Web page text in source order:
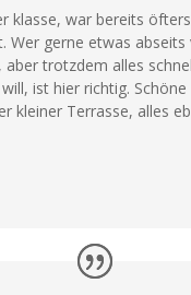
klasse, war bereits
Wer gerne etwas abseits
aber trotzdem alles
ist hier richtig.
kleiner Terrasse, alles